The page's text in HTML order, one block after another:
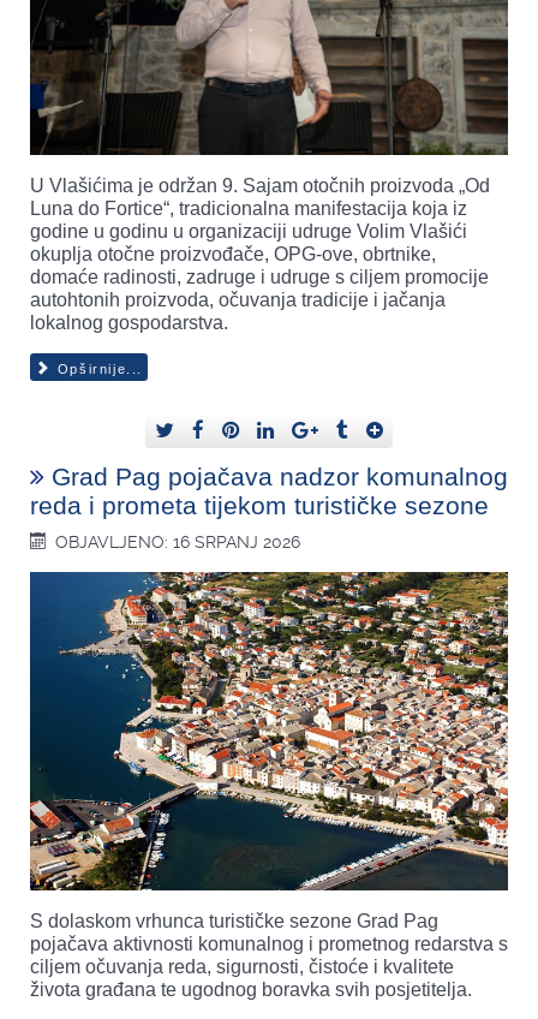
U Vlašićima je održan 9. Sajam otočnih proizvoda „Od
Luna do Fortice“, tradicionalna manifestacija koja iz
godine u godinu u organizaciji udruge Volim Vlašići
okuplja otočne proizvođače, OPG-ove, obrtnike,
domaće radinosti, zadruge i udruge s ciljem promocije
autohtonih proizvoda, očuvanja tradicije i jačanja
lokalnog gospodarstva.
Opširnije...
Grad Pag pojačava nadzor komunalnog
reda i prometa tijekom turističke sezone
OBJAVLJENO: 16 SRPANJ 2026
S dolaskom vrhunca turističke sezone Grad Pag
pojačava aktivnosti komunalnog i prometnog redarstva s
ciljem očuvanja reda, sigurnosti, čistoće i kvalitete
života građana te ugodnog boravka svih posjetitelja.